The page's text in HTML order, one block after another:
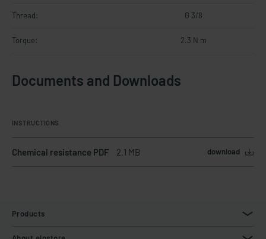
Thread: G 3/8
Torque: 2.3 N m
Documents and Downloads
INSTRUCTIONS
Chemical resistance PDF 2.1 MB download
Products